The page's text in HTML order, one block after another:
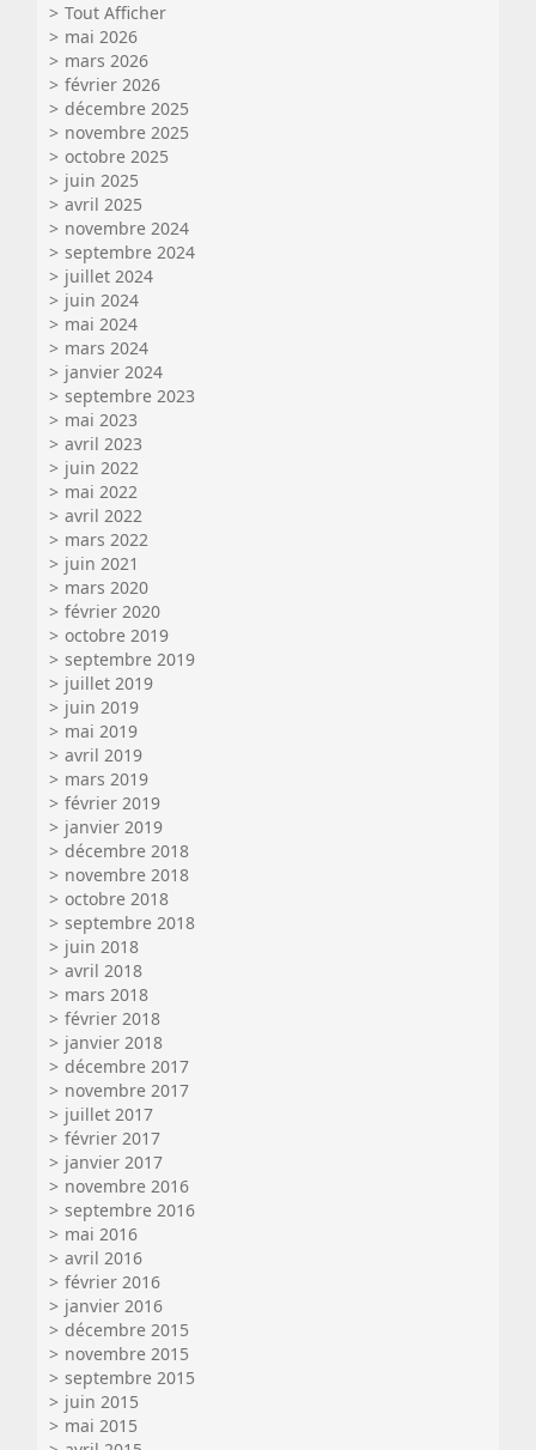
Tout Afficher
mai 2026
mars 2026
février 2026
décembre 2025
novembre 2025
octobre 2025
juin 2025
avril 2025
novembre 2024
septembre 2024
juillet 2024
juin 2024
mai 2024
mars 2024
janvier 2024
septembre 2023
mai 2023
avril 2023
juin 2022
mai 2022
avril 2022
mars 2022
juin 2021
mars 2020
février 2020
octobre 2019
septembre 2019
juillet 2019
juin 2019
mai 2019
avril 2019
mars 2019
février 2019
janvier 2019
décembre 2018
novembre 2018
octobre 2018
septembre 2018
juin 2018
avril 2018
mars 2018
février 2018
janvier 2018
décembre 2017
novembre 2017
juillet 2017
février 2017
janvier 2017
novembre 2016
septembre 2016
mai 2016
avril 2016
février 2016
janvier 2016
décembre 2015
novembre 2015
septembre 2015
juin 2015
mai 2015